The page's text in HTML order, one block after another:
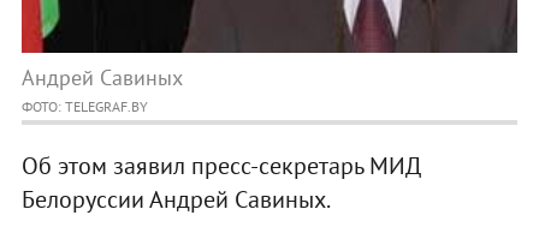
Андрей Савиных
ФОТО: TELEGRAF.BY
Об этом заявил пресс-секретарь МИД
Белоруссии Андрей Савиных.